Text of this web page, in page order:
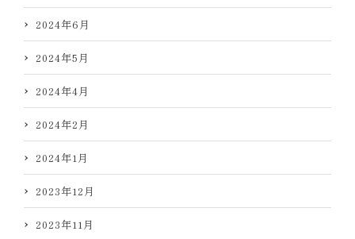
2024年6月
2024年5月
2024年4月
2024年2月
2024年1月
2023年12月
2023年11月